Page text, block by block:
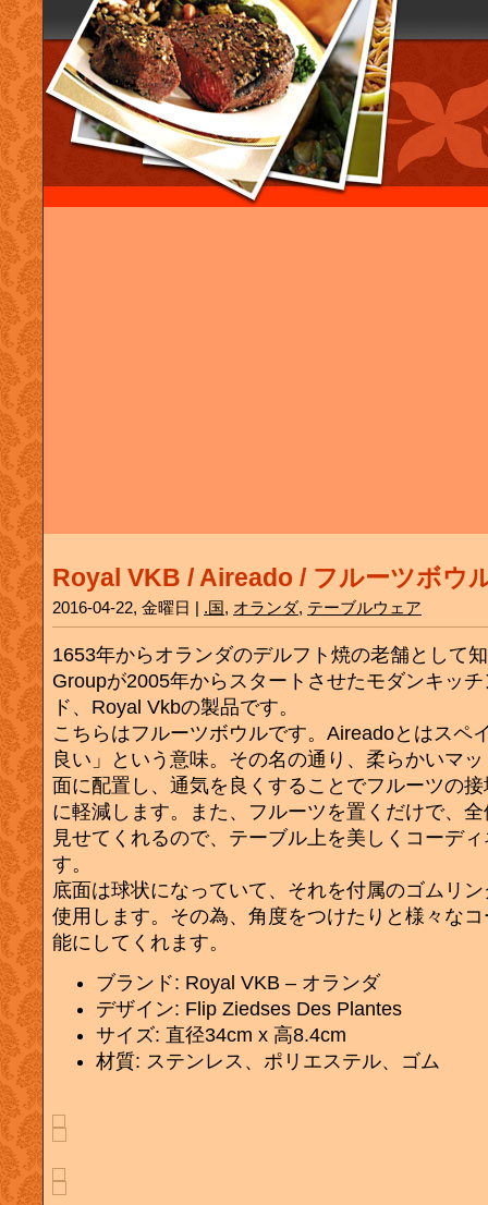
Royal VKB / Aireado / フルーツボウ
2016-04-22, 金曜日 | .国, オランダ, テーブルウェア
1653年からオランダのデルフト焼の老舗として
Groupが2005年からスタートさせたモダンキッ
ド、Royal Vkbの製品です。
こちらはフルーツボウルです。Aireadoとはスペ
良い」という意味。その名の通り、柔らかいマ
面に配置し、通気を良くすることでフルーツの
に軽減します。また、フルーツを置くだけで、
見せてくれるので、テーブル上を美しくコーデ
す。
底面は球状になっていて、それを付属のゴムリ
使用します。その為、角度をつけたりと様々な
能にしてくれます。
ブランド: Royal VKB – オランダ
デザイン: Flip Ziedses Des Plantes
サイズ: 直径34cm x 高8.4cm
材質: ステンレス、ポリエステル、ゴム